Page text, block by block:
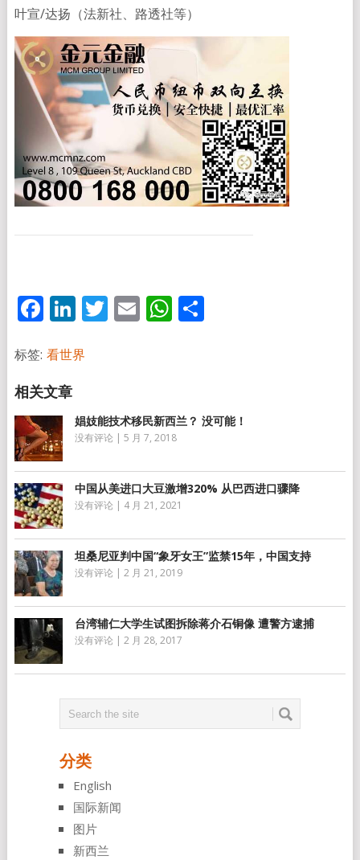
叶宣/达扬（法新社、路透社等）
Facebook
LinkedIn
Twitter
EmailWhatsApp
分
标签: 看世界
娼妓能技术移民新西兰？ 没可能！
没有评论 | 5 月 7, 2018
中国从美进口大豆激增320% 从巴西进口骤降
没有评论 | 4 月 21, 2021
坦桑尼亚判中国“象牙女王”监禁15年，中国支持
没有评论 | 2 月 21, 2019
台湾辅仁大学生试图拆除蒋介石铜像 遭警方逮捕
没有评论 | 2 月 28, 2017
分类
English
国际新闻
图片
新西兰